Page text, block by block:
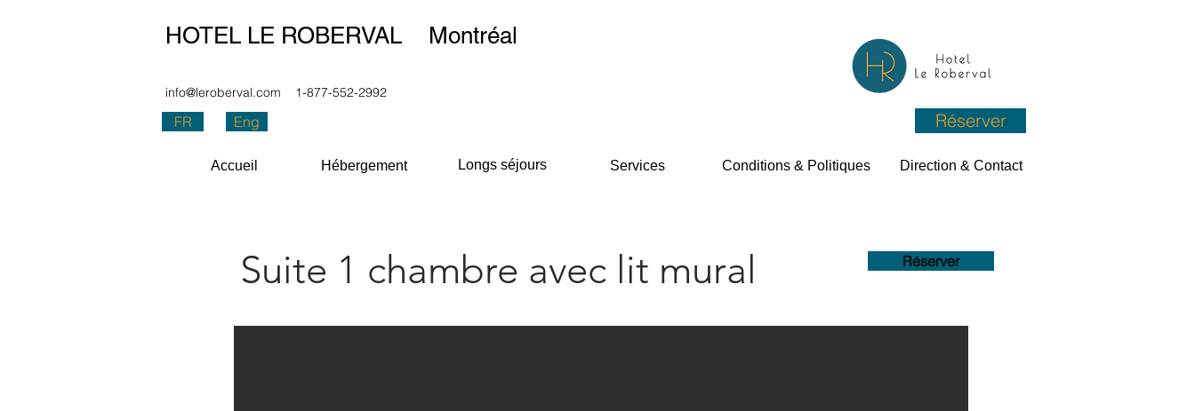
HOTEL LE ROBERVAL Montréal
info@leroberval.com 1-877-552-2992
FR Eng Réserver
Accueil Hébergement Longs séjours Services Conditions & Politiques Direction & Contact
Suite 1 chambre avec lit mural Réserver